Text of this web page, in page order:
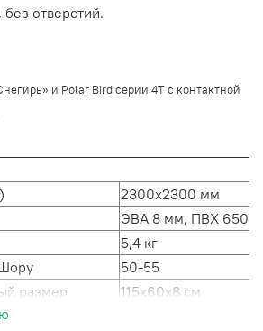
без отверстий.
и Polar Bird серии 4Т с контактной
2300х2300 мм
ЭВА 8 мм, ПВХ 650
5,4 кг
50-55
размер
115х60х8 см